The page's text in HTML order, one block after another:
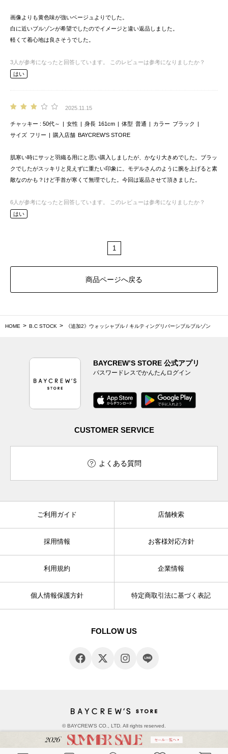
画像よりも黄色味が強いベージュよりでした。
白に近いブルゾンが希望でしたのでイメージと違い返品しました。
軽くて着心地は良さそうでした。
3 人が参考になったと回答しています。
このレビューは参考になりましたか？
はい
2025.11.15
チャッキー 50代～ 女性 身長 161cm 体型 普通 カラー ブラック
サイズ フリー 購入店舗 BAYCREW’S STORE
肌寒い時にサッと羽織る用にと思い購入しましたが、かなり大きめでした。ブラッ
クでしたがスッキリと見えずに重たい印象に。モデルさんのように腕を上げると素
敵なのかも？けど手首が寒くて無理でした。今回は返品させて頂きました。
6 人が参考になったと回答しています。
このレビューは参考になりましたか？
はい
1
商品ページへ戻る
HOME B.C STOCK 《追加2》ウォッシャブル / キルティングリバーシブルブルゾン
BAYCREW’S STORE 公式アプリ
パスワードレスでかんたんログイン
CUSTOMER SERVICE
よくある質問
ご利用ガイド 店舗検索
採用情報 お客様対応方針
利用規約 企業情報
個人情報保護方針 特定商取引法に基づく表記
FOLLOW US
© BAYCREW’S CO., LTD. All rights reserved.